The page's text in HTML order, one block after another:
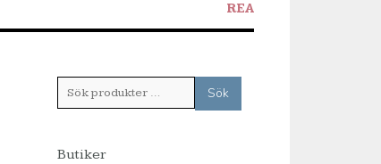
REA
Sök
efter:
Sök
Butiker